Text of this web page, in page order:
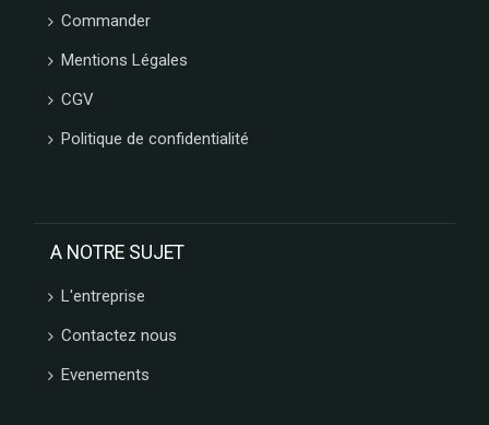
Commander
Mentions Légales
CGV
Politique de confidentialité
A NOTRE SUJET
L'entreprise
Contactez nous
Evenements